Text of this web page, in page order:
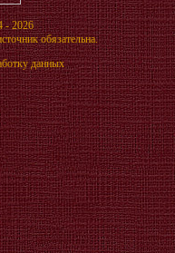
- 2026
обязательна.
данных